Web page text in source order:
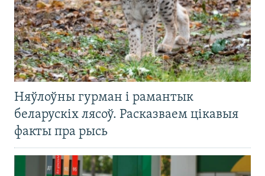
Няўлоўны гурман і рамантык
беларускіх лясоў. Расказваем цікавыя
факты пра рысь